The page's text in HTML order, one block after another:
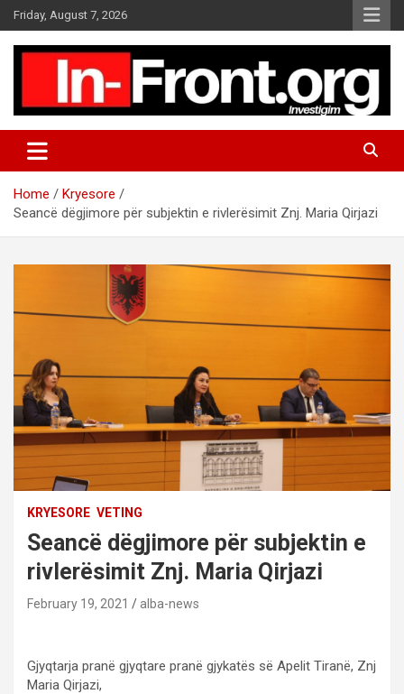
k
t
Friday, August 7, 2026
Home
Kryesore
Seancë dëgjimore për subjektin e rivlerësimit Znj. Maria Qirjazi
KRYESORE VETING
Seancë dëgjimore për subjektin e
rivlerësimit Znj. Maria Qirjazi
February 19, 2021 alba-news
Gjyqtarja pranë gjyqtare pranë gjykatës së Apelit Tiranë, Znj
Maria Qirjazi,